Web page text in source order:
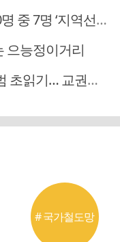
선발’… 대전도 69.7%
으능정이거리
대응체계 막바지 정비
# 국가철도망